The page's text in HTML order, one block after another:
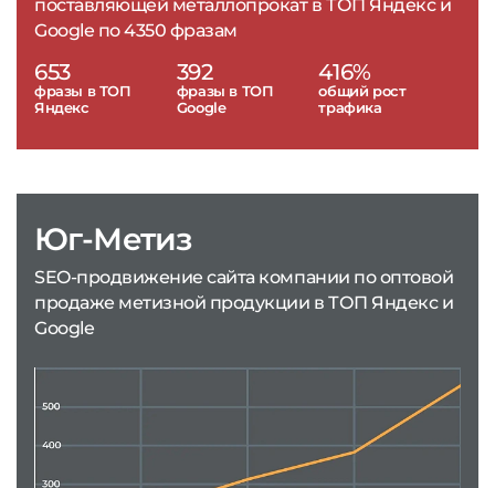
поставляющей металлопрокат в ТОП Яндекс и
Google по 4350 фразам
653
фразы в ТОП
Яндекс
392
фразы в ТОП
Google
416%
общий рост
трафика
Юг-Метиз
SEO-продвижение сайта компании по оптовой
продаже метизной продукции в ТОП Яндекс и
Google